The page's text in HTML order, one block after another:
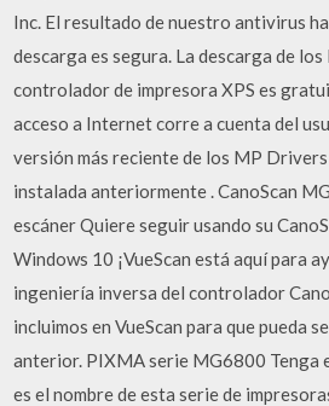
Inc. El resultado de nuestro antivirus
descarga es segura. La descarga de
controlador de impresora XPS es
acceso a Internet corre a cuenta del
versión más reciente de los MP
instalada anteriormente . CanoScan
escáner Quiere seguir usando su
Windows 10 ¡VueScan está aquí para
ingeniería inversa del controlador
incluimos en VueScan para que pueda
anterior. PIXMA serie MG6800 Tenga
es el nombre de esta serie de